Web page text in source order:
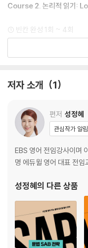
Course 2. 논리적 읽기:
① 빈칸 완성 1회 ~ 4회
② 배열 1회 ~ 4회
Course 3. 세부 정보 읽
① 내용 일치/불일치 1회 ~ 3
Course 4. 복합 유형
① 실용문 (이메일, 안내문,
저자 소개 1
편저 성정혜
관심작가 알
EBS 영어 전임강사이며
명 에듀윌 영어 대표 전임
성정혜의 다른 상품